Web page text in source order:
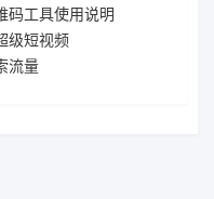
码工具使用说明
级短视频
流量